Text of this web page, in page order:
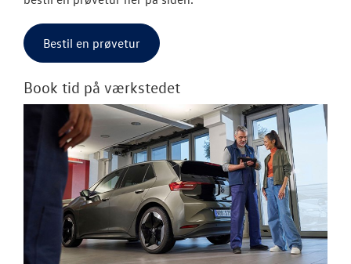
Bestil en prøvetur
Book tid på værkstedet